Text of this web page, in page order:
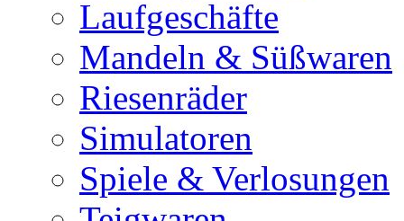
Laufgeschäfte
Mandeln & Süßwaren
Riesenräder
Simulatoren
Spiele & Verlosungen